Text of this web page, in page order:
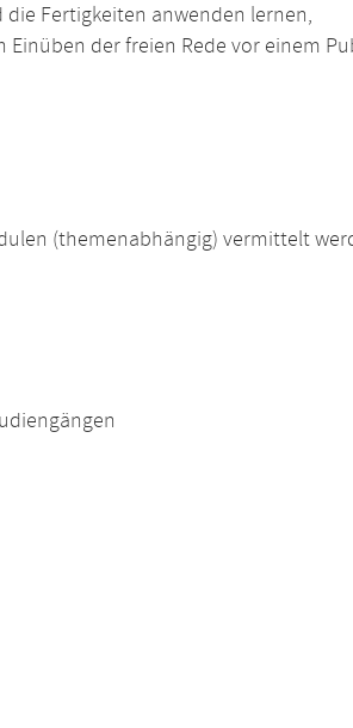
Fertigkeiten anwenden lernen,
der freien Rede vor einem
(themenabhängig) vermittelt